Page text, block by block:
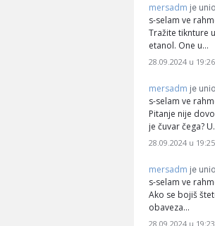
mersadm je
s-selam ve
Tražite tiknture
etanol. One u…
28.09.2024 u 19:26
mersadm je
s-selam ve
Pitanje nije
je čuvar čega?
28.09.2024 u 19:25
mersadm je
s-selam ve
Ako se bojiš
obaveza…
28.09.2024 u 19:23